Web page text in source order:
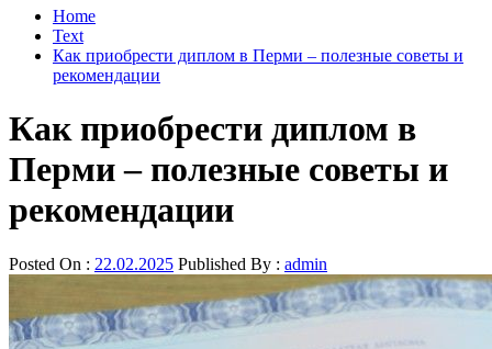
Home
Text
Как приобрести диплом в Перми – полезные советы и
рекомендации
Как приобрести диплом в
Перми – полезные советы и
рекомендации
Posted On : 22.02.2025 Published By : admin